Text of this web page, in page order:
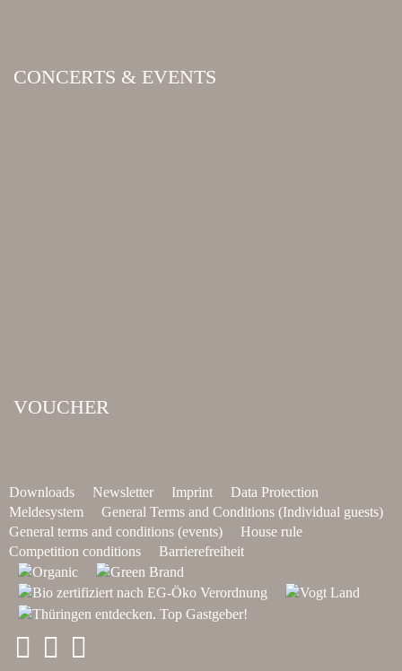
CONCERTS & EVENTS
VOUCHER
Downloads Newsletter Imprint
Data Protection
Meldesystem
General Terms and Conditions (Individual guests)
General terms and conditions (events)
House rule
Competition conditions
Barrierefreiheit